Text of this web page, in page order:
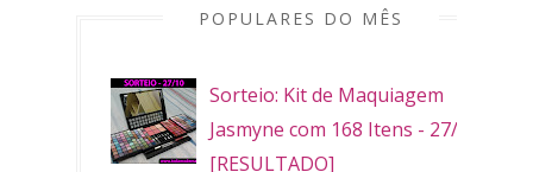
POPULARES DO MÊS
Sorteio: Kit de Maquiagem
Jasmyne com 168 Itens - 27/10
[RESULTADO]